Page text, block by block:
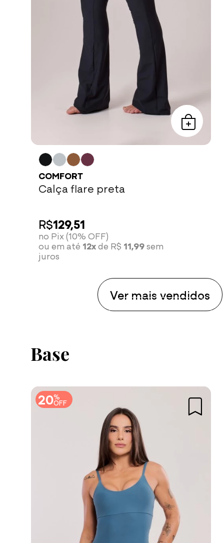
COMFORT
Calça flare preta
R$129,51
no Pix (10% OFF)
ou em até 12xde R$ 11,99sem
juros
Ver mais vendidos
Compre agora
Base
20%
OFF